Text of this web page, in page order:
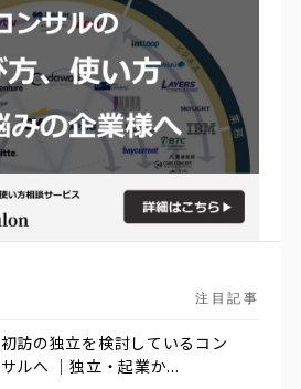
注目記事
初訪の独立を検討しているコン
サルへ ｜独立・起業か...